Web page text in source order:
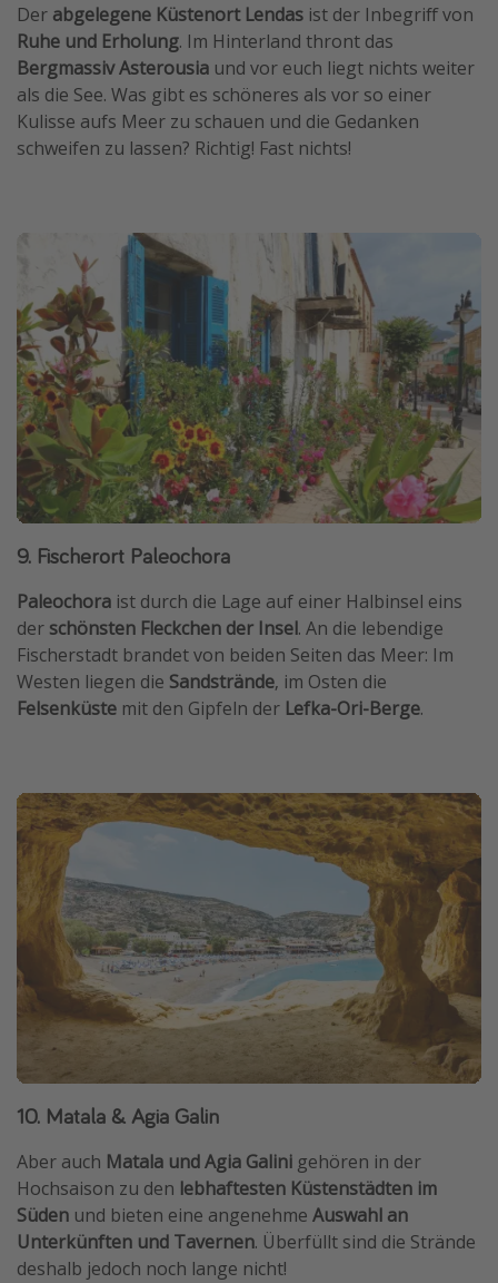
Der abgelegene Küstenort Lendas ist der Inbegriff von
Ruhe und Erholung. Im Hinterland thront das
Bergmassiv Asterousia und vor euch liegt nichts weiter
als die See. Was gibt es schöneres als vor so einer
Kulisse aufs Meer zu schauen und die Gedanken
schweifen zu lassen? Richtig! Fast nichts!
9. Fischerort Paleochora
Paleochora ist durch die Lage auf einer Halbinsel eins
der schönsten Fleckchen der Insel. An die lebendige
Fischerstadt brandet von beiden Seiten das Meer: Im
Westen liegen die Sandstrände, im Osten die
Felsenküste mit den Gipfeln der Lefka-Ori-Berge.
10. Matala & Agia Galin
Aber auch Matala und Agia Galini gehören in der
Hochsaison zu den lebhaftesten Küstenstädten im
Süden und bieten eine angenehme Auswahl an
Unterkünften und Tavernen. Überfüllt sind die Strände
deshalb jedoch noch lange nicht!